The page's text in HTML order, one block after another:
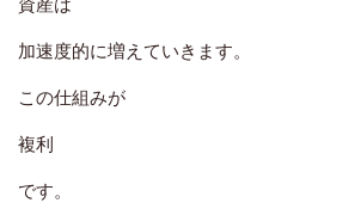
加速度的に増えていきます。
この仕組みが
複利
です。